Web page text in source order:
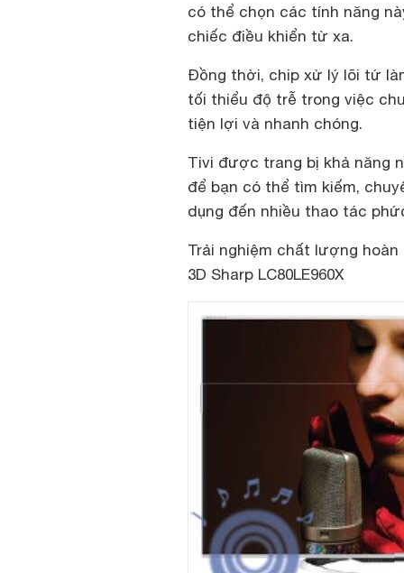
có thể chọn các tính năng
chiếc điều khiển từ xa.
Đồng thời, chip xử lý lõi tứ
tối thiểu độ trễ trong việc
tiện lợi và nhanh chóng.
Tivi được trang bị khả năng
để bạn có thể tìm kiếm,
dụng đến nhiều thao tác
Trải nghiệm chất lượng
3D Sharp LC80LE960X